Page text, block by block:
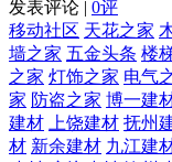
发表评论 | 0评
移动社区 天花之家
墙之家 五金头条 楼
之家 灯饰之家 电气
家 防盗之家 博一建
建材
上饶建材 抚州
材 新余建材 九江建